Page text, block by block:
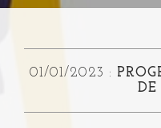
01/01/2023 :
DE